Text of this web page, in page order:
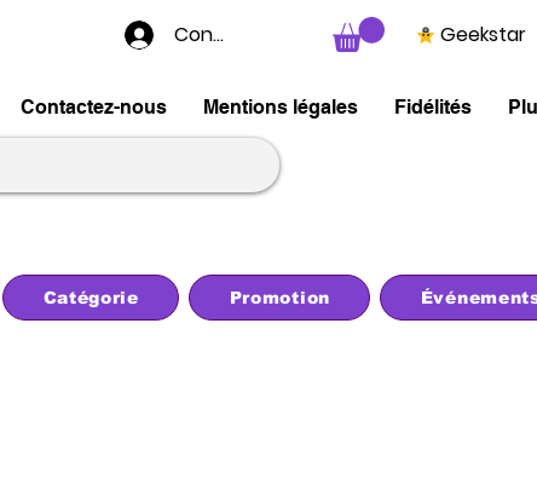
Connexion Geekstar
Contactez-nous Mentions légales Fidélités
Catégorie Promotion